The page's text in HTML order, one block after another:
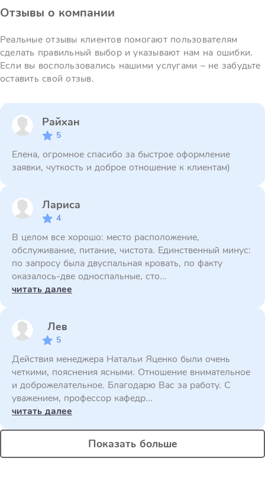
Отзывы о компании
Реальные отзывы клиентов помогают пользователям
сделать правильный выбор и указывают нам на ошибки.
Если вы воспользовались нашими услугами – не забудьте
оставить свой отзыв.
Райхан
5
Елена, огромное спасибо за быстрое оформление
заявки, чуткость и доброе отношение к клиентам)
Лариса
4
В целом все хорошо: место расположение,
обслуживание, питание, чистота. Единственный минус:
по запросу была двуспальная кровать, по факту
оказалось-две односпальные, сто...
читать далее
Лев
5
Действия менеджера Натальи Яценко были очень
четкими, пояснения ясными. Отношение внимательное
и доброжелательное. Благодарю Вас за работу. С
уважением, профессор кафедр...
читать далее
Показать больше